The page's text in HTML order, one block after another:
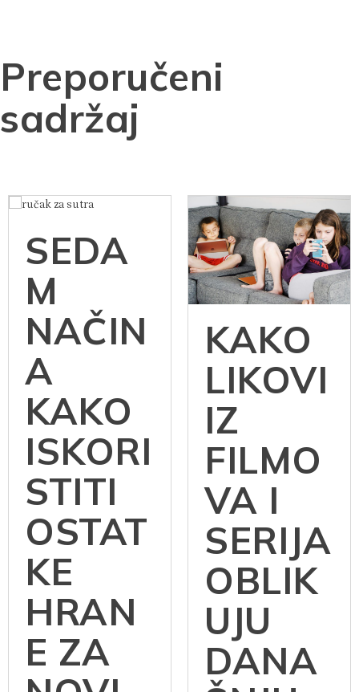
Preporučeni
sadržaj
SEDA
M
NAČIN
A
KAKO
ISKORI
STITI
OSTAT
KE
HRAN
E ZA
KAKO
LIKOVI
IZ
FILMO
VA I
SERIJA
OBLIK
UJU
DANA